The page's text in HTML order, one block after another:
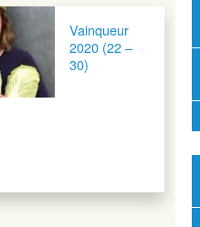
Vainqueur
2020 (22 –
30)